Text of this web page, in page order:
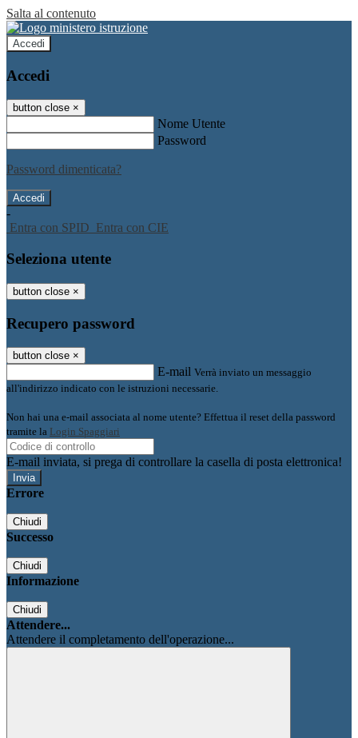
Salta al contenuto
Accedi
Accedi
button close ×
Nome Utente
Password
Password dimenticata?
-
Entra con SPID Entra con CIE
Seleziona utente
button close ×
Recupero password
button close ×
E-mail Verrà inviato un messaggio
all'indirizzo indicato con le istruzioni necessarie.
Non hai una e-mail associata al nome utente? Effettua il reset della password
tramite la Login Spaggiari
E-mail inviata, si prega di controllare la casella di posta elettronica!
Errore
Chiudi
Successo
Chiudi
Informazione
Chiudi
Attendere...
Attendere il completamento dell'operazione...